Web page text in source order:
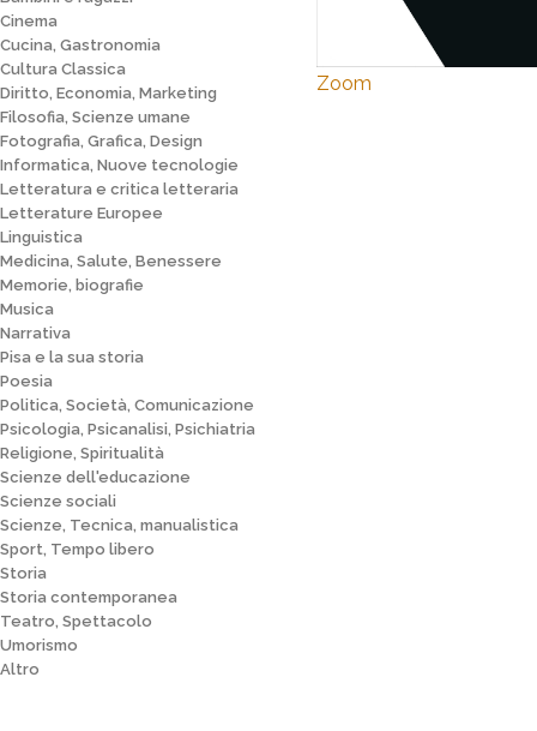
Cinema
Cucina, Gastronomia
Cultura Classica
Diritto, Economia, Marketing
Filosofia, Scienze umane
Fotografia, Grafica, Design
Informatica, Nuove tecnologie
Letteratura e critica letteraria
Letterature Europee
Linguistica
Medicina, Salute, Benessere
Memorie, biografie
Musica
Narrativa
Pisa e la sua storia
Poesia
Politica, Società, Comunicazione
Psicologia, Psicanalisi, Psichiatria
Religione, Spiritualità
Scienze dell'educazione
Scienze sociali
Scienze, Tecnica, manualistica
Sport, Tempo libero
Storia
Storia contemporanea
Teatro, Spettacolo
Umorismo
Altro
Zoom